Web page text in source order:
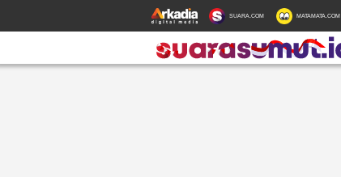
SUARA.COM MATAMATA.COM